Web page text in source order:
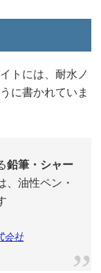
トには、耐水ノ
に書かれていま
鉛筆・シャー
、油性ペン・
会社